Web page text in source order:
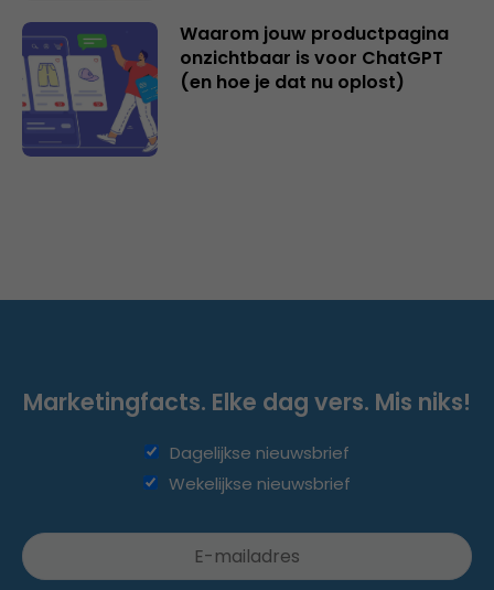
Waarom jouw productpagina
onzichtbaar is voor ChatGPT
(en hoe je dat nu oplost)
Marketingfacts. Elke dag vers. Mis niks!
Dagelijkse nieuwsbrief
Wekelijkse nieuwsbrief